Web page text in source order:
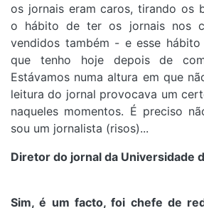
os jornais eram caros, tirando os
o hábito de ter os jornais nos
vendidos também - e esse hábito
que tenho hoje depois de
Estávamos numa altura em que
leitura do jornal provocava um
naqueles momentos. É preciso
sou um jornalista (risos)...
Diretor do jornal da Universidade
Sim, é um facto, foi chefe de